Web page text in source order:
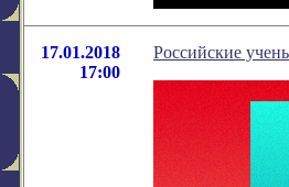
17.01.2018
17:00
Российские